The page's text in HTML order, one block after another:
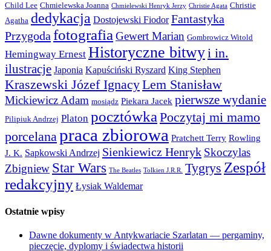
Child Lee Chmielewska Joanna Chmielewski Henryk Jerzy Christie Agata Christie
Agatha dedykacja Dostojewski Fiodor Fantastyka
Przygoda fotografia Gewert Marian Gombrowicz Witold
Hemingway Ernest Historyczne bitwyi in.
ilustracje Japonia Kapuściński Ryszard King Stephen
Kraszewski Józef IgnacyLem Stanisław
Mickiewicz Adam mosiądz Piekara Jacek pierwsze wydanie
Pilipiuk Andrzej Platon pocztówka Poczytaj mi mamo
porcelanapraca zbiorowa Pratchett Terry Rowling
J. K. Sapkowski Andrzej Sienkiewicz Henryk Skoczylas
Zbigniew Star Wars The Beatles Tolkien J.R.R. Tygrys Zespół
redakcyjny Łysiak Waldemar
Ostatnie wpisy
Dawne dokumenty w Antykwariacie Szarlatan — pergaminy,
pieczęcie, dyplomy i świadectwa historii